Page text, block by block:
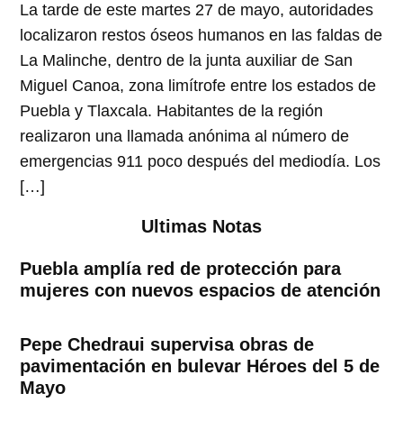
La tarde de este martes 27 de mayo, autoridades
localizaron restos óseos humanos en las faldas de
La Malinche, dentro de la junta auxiliar de San
Miguel Canoa, zona limítrofe entre los estados de
Puebla y Tlaxcala. Habitantes de la región
realizaron una llamada anónima al número de
emergencias 911 poco después del mediodía. Los
[…]
Ultimas Notas
Puebla amplía red de protección para
mujeres con nuevos espacios de atención
Pepe Chedraui supervisa obras de
pavimentación en bulevar Héroes del 5 de
Mayo